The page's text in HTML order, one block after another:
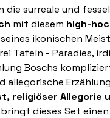
die surreale und
mit diesem high-
seines ikonischen
Tafeln - Paradies,
Boschs
allegorische
religiöser Allegorie
bringt dieses Set